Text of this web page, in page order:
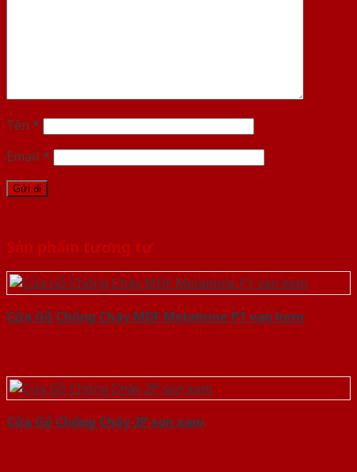
Tên *
Email *
Sản phẩm tương tự
Cửa Gỗ Chống Cháy MDF Melamine P1 van kem
Cửa Gỗ Chống Cháy 2P son xam